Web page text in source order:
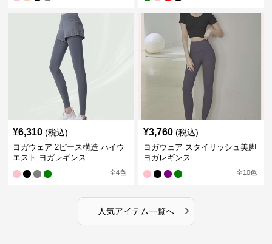
¥6,310 (税込)
ヨガウェア 2ピース構造 ハイウ
エスト ヨガレギンス
全4色
¥3,760 (税込)
ヨガウェア スタイリッシュ美脚
ヨガレギンス
全10色
人気アイテム一覧へ ›